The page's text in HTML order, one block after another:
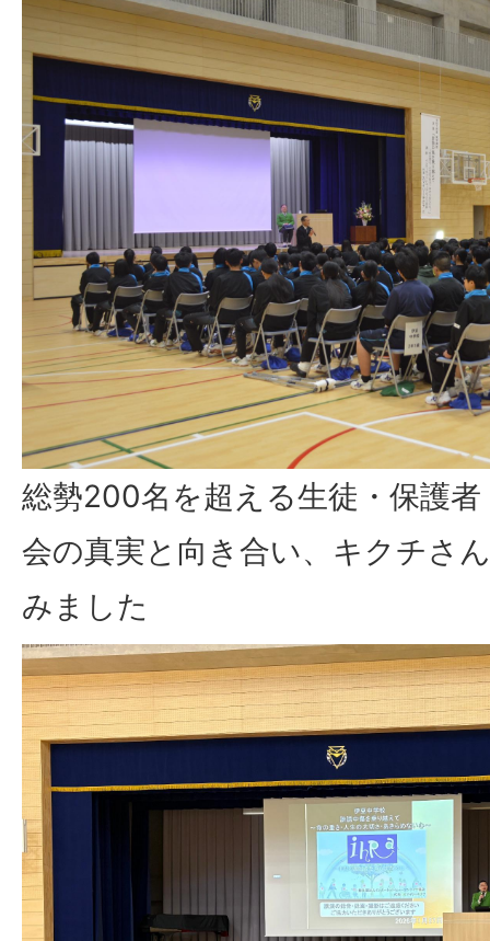
総勢200名を超える生徒・保護
会の真実と向き合い、キクチさ
みました